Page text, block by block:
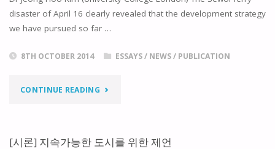
한
를
한
disaster of April 16 clearly revealed that the development strategy
we have pursued so far …
8TH OCTOBER 2014 ESSAYS/ NEWS/ PUBLICATION
CONTINUE READING"SUGGESTIONS
SUSTAINABLE
[시론] 지속가능한 도시를 위한 제언